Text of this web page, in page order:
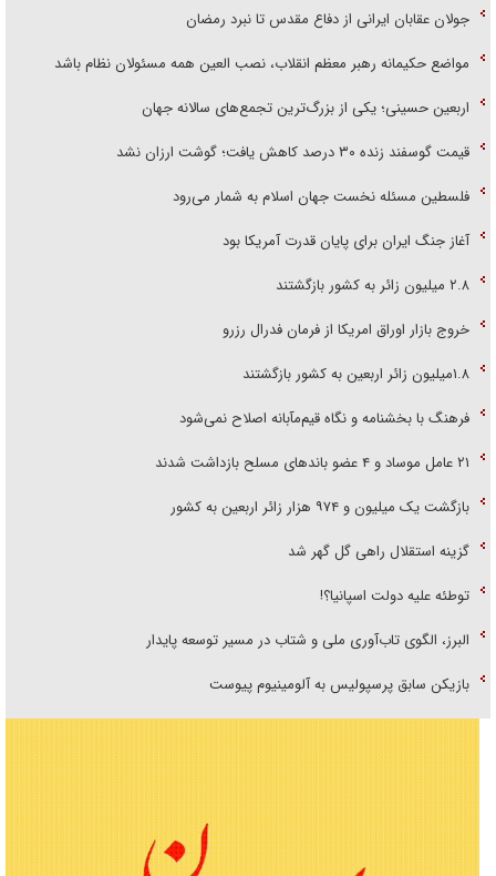
جولان عقابان ایرانی از دفاع مقدس تا نبرد رمضان
مواضع حکیمانه رهبر معظم انقلاب، نصب العین همه مسئولان نظام باشد
اربعین حسینی؛ یکی از بزرگ‌ترین تجمع‌های سالانه جهان
قیمت گوسفند زنده ۳۰ درصد کاهش یافت؛ گوشت ارزان نشد
فلسطین مسئله نخست جهان اسلام به شمار می‌رود
آغاز جنگ ایران برای پایان قدرت آمریکا بود
۲.۸ میلیون زائر به کشور بازگشتند
خروج بازار اوراق امریکا از فرمان فدرال رزرو
۱.۸میلیون زائر اربعین به کشور بازگشتند
فرهنگ با بخشنامه و نگاه قیم‌مآبانه اصلاح نمی‌شود
۲۱ عامل موساد و ۴ عضو باند‌های مسلح بازداشت شدند
بازگشت یک میلیون و ۹۷۴ هزار زائر اربعین به کشور
گزینه استقلال راهی گل گهر شد
توطئه علیه دولت اسپانیا؟!
البرز، الگوی تاب‌آوری ملی و شتاب در مسیر توسعه پایدار
بازیکن سابق پرسپولیس به آلومینیوم پیوست